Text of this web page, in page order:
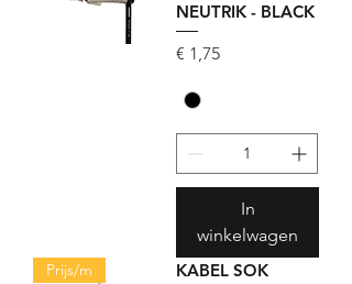
NEUTRIK - BLACK
Prijs
€ 1,75
In
winkelwagen
Prijs/m
KABEL SOK